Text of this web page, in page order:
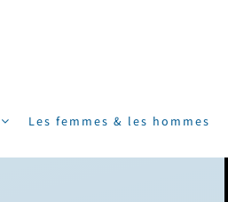
Les femmes & les hommes